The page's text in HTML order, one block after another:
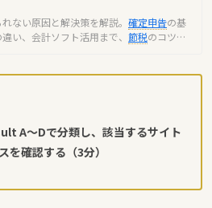
ない原因と解決策を解説。 確定申告の基
違い、会計ソフト活用まで、 節税のコツを
A〜Dで分類し、該当するサイト
を確認する（3分）